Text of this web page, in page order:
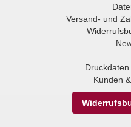
Versand- und
Kunden